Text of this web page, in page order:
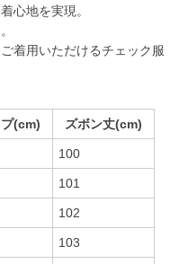
心地を実現。
着用いただけるチェック服
(cm) ズボン丈(cm)
100
101
102
103